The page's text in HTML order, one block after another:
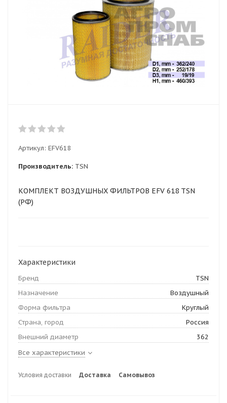
Артикул: EFV618
Производитель: TSN
КОМПЛЕКТ ВОЗДУШНЫХ ФИЛЬТРОВ EFV 618 TSN
(РФ)
Характеристики
Бренд
TSN
Назначение
Воздушный
Форма фильтра
Круглый
Страна, город
Россия
Внешний диаметр
362
Все характеристики
Условия доставки Доставка Самовывоз